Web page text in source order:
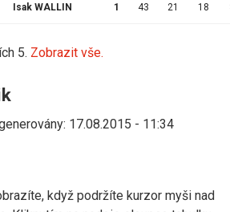
Isak WALLIN 1 43 21 18
5. Zobrazit vše.
17.08.2015 - 11:34
když podržíte kurzor myši nad